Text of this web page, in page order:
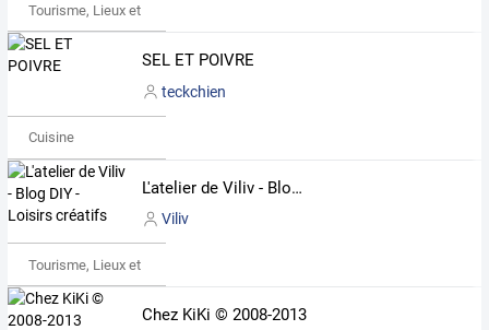
Tourisme, Lieux et Événements
SEL ET POIVRE
teckchien
Cuisine
L'atelier de Viliv - Blog DIY - Loisirs créatifs
Viliv
Tourisme, Lieux et Événements
Chez KiKi © 2008-2013